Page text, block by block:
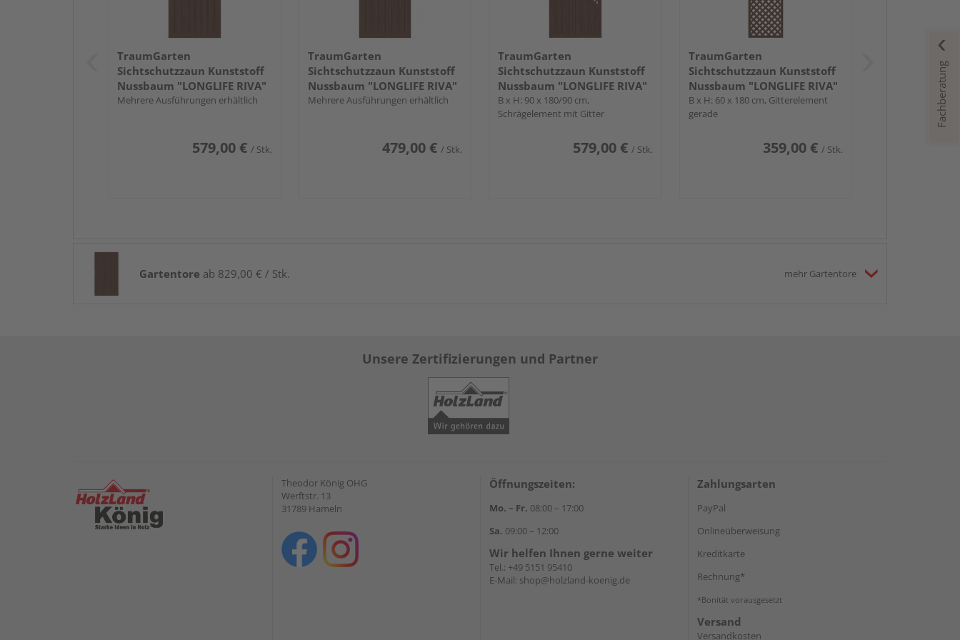
TraumGarten
Sichtschutzzaun Kunststoff
Nussbaum "LONGLIFE RIVA"
Mehrere Ausführungen erhältlich
579,00 € / Stk.
TraumGarten
Sichtschutzzaun Kunststoff
Nussbaum "LONGLIFE RIVA"
Mehrere Ausführungen erhältlich
479,00 € / Stk.
TraumGarten
Sichtschutzzaun Kunststoff
Nussbaum "LONGLIFE RIVA"
B x H: 90 x 180/90 cm,
Schrägelement mit Gitter
579,00 € / Stk.
TraumGarten
Sichtschutzzaun Kunststoff
Nussbaum "LONGLIFE RIVA"
B x H: 60 x 180 cm, Gitterelement
gerade
359,00 € / Stk.
Gartentore ab 829,00 € / Stk. mehr Gartentore
Fachberatung
Unsere Zertifizierungen und Partner
Theodor König OHG
Werftstr. 13
31789 Hameln
Öffnungszeiten:
Mo. – Fr. 08:00 – 17:00
Sa. 09:00 – 12:00
Wir helfen Ihnen gerne weiter
Tel.: +49 5151 95410
E-Mail: shop@holzland-koenig.de
Zahlungsarten
PayPal
Onlineüberweisung
Kreditkarte
Rechnung*
*Bonität vorausgesetzt
Versand
Versandkosten